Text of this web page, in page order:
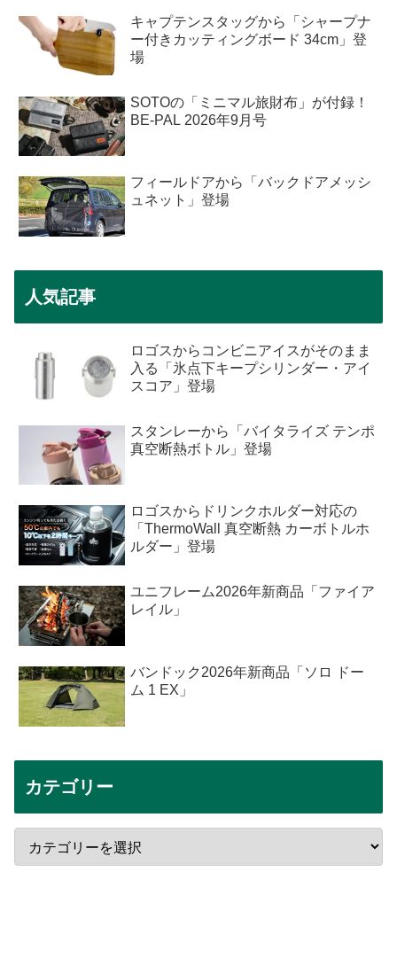
キャプテンスタッグから「シャープナ
ー付きカッティングボード 34cm」登
場
SOTOの「ミニマル旅財布」が付録！
BE-PAL 2026年9月号
フィールドアから「バックドアメッシ
ュネット」登場
人気記事
ロゴスからコンビニアイスがそのまま
入る「氷点下キープシリンダー・アイ
スコア」登場
スタンレーから「バイタライズ テンポ
真空断熱ボトル」登場
ロゴスからドリンクホルダー対応の
「ThermoWall 真空断熱 カーボトルホ
ルダー」登場
ユニフレーム2026年新商品「ファイア
レイル」
バンドック2026年新商品「ソロ ドー
ム 1 EX」
カテゴリー